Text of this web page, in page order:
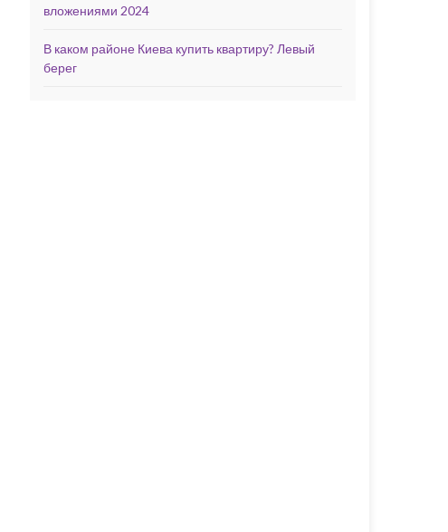
вложениями 2024
В каком районе Киева купить квартиру? Левый
берег